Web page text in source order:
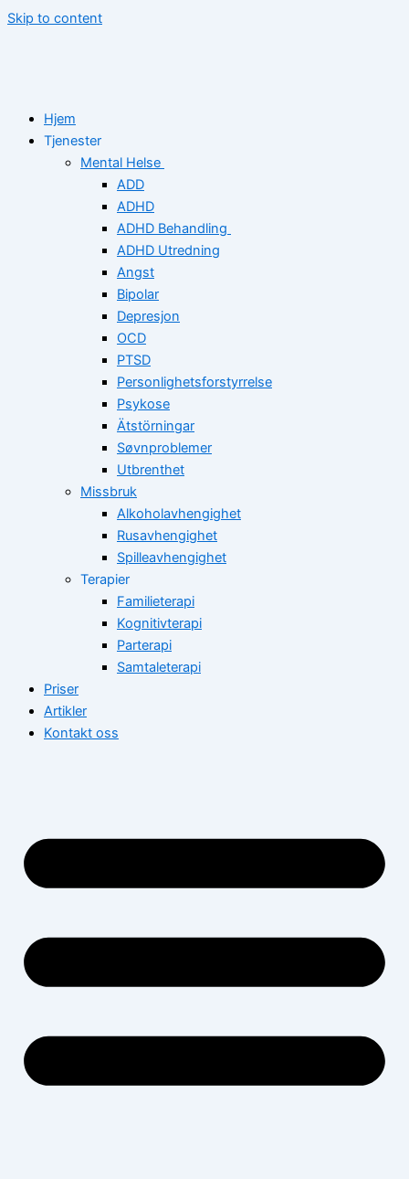
Skip to content
Hjem
Tjenester
Mental Helse
ADD
ADHD
ADHD Behandling
ADHD Utredning
Angst
Bipolar
Depresjon
OCD
PTSD
Personlighetsforstyrrelse
Psykose
Ätstörningar
Søvnproblemer
Utbrenthet
Missbruk
Alkoholavhengighet
Rusavhengighet
Spilleavhengighet
Terapier
Familieterapi
Kognitivterapi
Parterapi
Samtaleterapi
Priser
Artikler
Kontakt oss